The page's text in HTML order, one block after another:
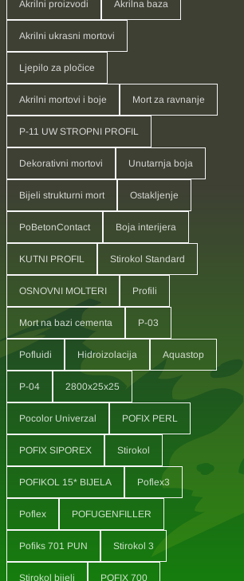
Akrilni proizvodi Akrilna baza
Akrilni ukrasni mortovi
Ljepilo za pločice
Akrilni mortovi i boje Mort za ravnanje
P-11 UW STROPNI PROFIL
Dekorativni mortovi Unutarnja boja
Bijeli strukturni mort Ostakljenje
PoBetonContact Boja interijera
KUTNI PROFIL Stirokol Standard
OSNOVNI MOLTERI Profili
Mort na bazi cementa P-03
Pofluidi Hidroizolacija Aquastop
P-04 2800x25x25
Pocolor Univerzal POFIX PERL
POFIX SIPOREX Stirokol
POFIKOL 15* BIJELA Poflex3
Poflex POFUGENFILLER
Pofiks 701 PUN Stirokol 3
Stirokol bijeli POFIX 700